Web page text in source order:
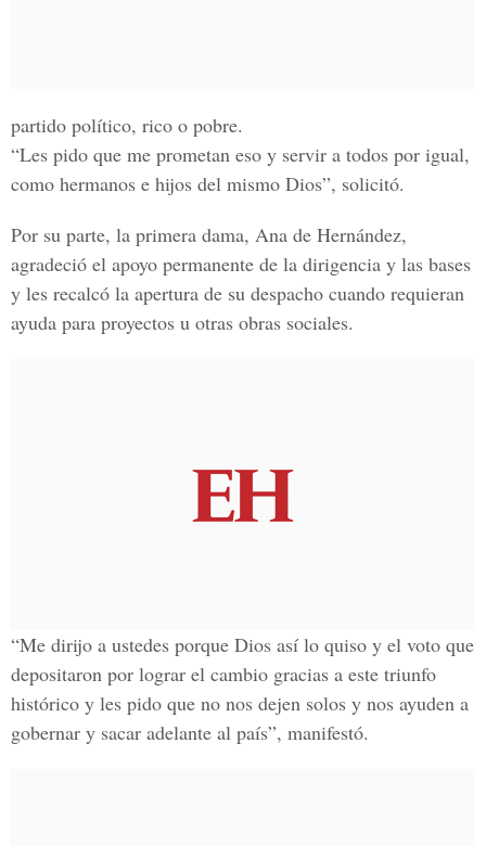
partido político, rico o pobre.
“Les pido que me prometan eso y servir a todos por igual,
como hermanos e hijos del mismo Dios”, solicitó.
Por su parte, la primera dama, Ana de Hernández,
agradeció el apoyo permanente de la dirigencia y las bases
y les recalcó la apertura de su despacho cuando requieran
ayuda para proyectos u otras obras sociales.
“Me dirijo a ustedes porque Dios así lo quiso y el voto que
depositaron por lograr el cambio gracias a este triunfo
histórico y les pido que no nos dejen solos y nos ayuden a
gobernar y sacar adelante al país”, manifestó.